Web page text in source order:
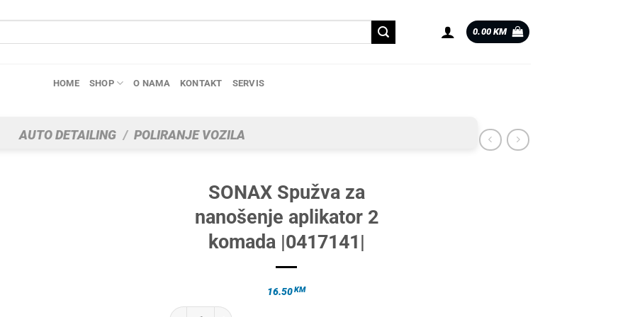
0.00 KM
HOME SHOP O NAMA KONTAKT SERVIS
AUTO DETAILING / POLIRANJE VOZILA
SONAX Spužva za
nanošenje aplikator 2
komada |0417141|
16.50KM
SONAX Spužva za nanošenje aplikator 2 komada |0417141| količina